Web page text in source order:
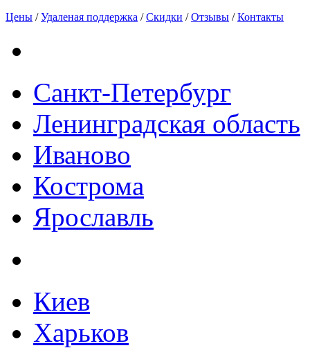
Цены /Удаленая поддержка /Скидки /Отзывы /Контакты
Санкт-Петербург
Ленинградская область
Иваново
Кострома
Ярославль
Киев
Харьков